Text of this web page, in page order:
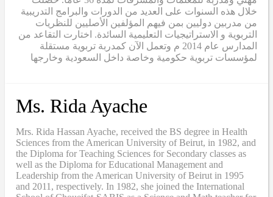
خلال هذه السنوات على العديد من الدورات والبرامج التدريبية
من مدربين دوليين بمن فيهم المؤلفين الأصليين للنظريات
التربوية و الاستراتيجيات التعليمية السائدة. اختارت التقاعد من
المدارس عام 2014 م وتعمل الآن كمدربة تربوية مستقلة
لمؤسسات تربوية حكومية وخاصة داخل السعودية وخارجها
Ms. Rida Ayache
Mrs. Rida Hassan Ayache, received the BS degree in Health
Sciences from the American University of Beirut, in 1982, and
the Diploma for Teaching Sciences for Secondary classes as
well as the Diploma for Educational Management and
Leadership from the American University of Beirut in 1995
and 2011, respectively. In 1982, she joined the International